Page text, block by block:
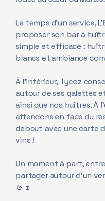
Le temps d’un service,
proposer son bar à
simple et efficace :
blancs et ambiance
À l’intérieur, Tycoz
autour de ses galettes
ainsi que nos huîtres. À
attendons en face du
debout avec une carte
vins !
Un moment à part,
partager autour d’un
🦪🍷